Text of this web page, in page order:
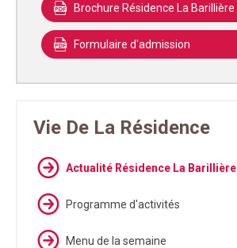
Brochure Résidence La Barillière
Formulaire d'admission
Vie De La Résidence
Actualité Résidence La Barillière
Programme d'activités
Menu de la semaine